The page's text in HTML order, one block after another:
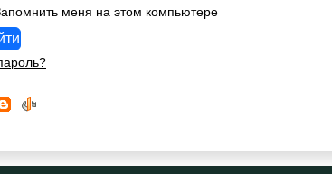
меня на этом компьютере